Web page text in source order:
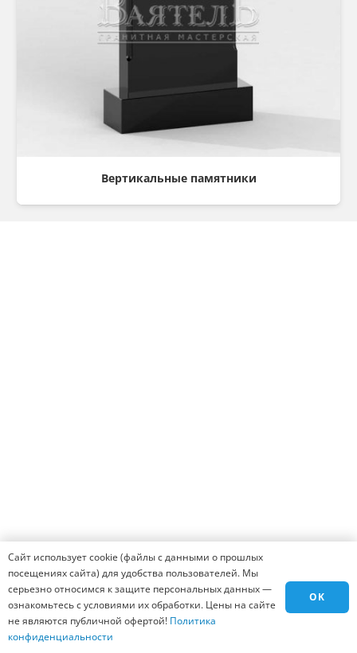
Вертикальные памятники
ЗАКАЗАТЬ
Сайт использует cookie (файлы с данными о прошлых
посещениях сайта) для удобства пользователей. Мы
серьезно относимся к защите персональных данных —
ознакомьтесь с условиями их обработки. Цены на сайте
не являются публичной офертой! Политика
конфиденциальности
OK